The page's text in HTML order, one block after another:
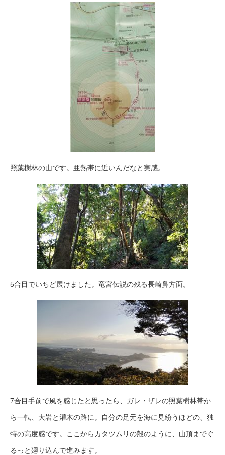
照葉樹林の山です。亜熱帯に近いんだなと実感。
5合目でいちど展けました。竜宮伝説の残る長崎鼻方面。
7合目手前で風を感じたと思ったら、ガレ・ザレの照葉樹林帯か
ら一転、大岩と灌木の路に。自分の足元を海に見紛うほどの、独
特の高度感です。ここからカタツムリの殻のように、山頂までぐ
るっと廻り込んで進みます。